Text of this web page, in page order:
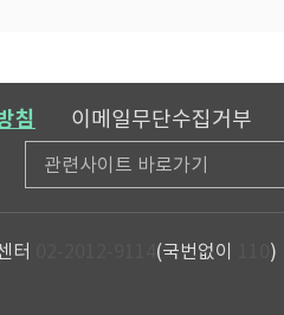
침 이메일무단수집거부
관련사이트 바로가기
터 (국번없이
)